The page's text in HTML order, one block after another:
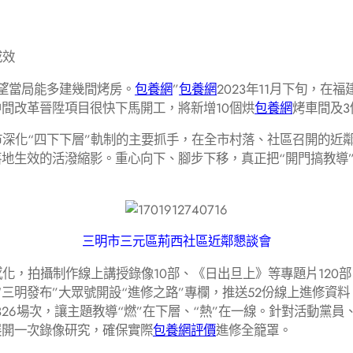
當局能多建幾間烤房。 包養網”包養網2023年11月下旬，在福
改革晉陞項目很快下馬開工，將新增10個烘包養網烤車間及
化“四下下層”軌制的主要抓手，在全市村落、社區召開的近
生效的活潑縮影。重心向下、腳步下移，真正把“開門搞教
三明市三元區荊西社區近鄰懇談會
，拍攝制作線上講授錄像10部、《日出旦上》等專題片120
明發布”大眾號開設“進修之路”專欄，推送52份線上進修資
場次，讓主題教導“燃”在下層、“熱”在一線。針對活動黨
一次錄像研究，確保實際包養網評價進修全籠罩。